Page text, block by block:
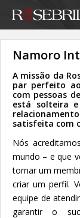
Namoro
A missão da
par perfeito
com pessoas
está solteira
satisfeita com
Nós
mundo – e que
tornar um
criar um perfil.
equipe de
garantir o